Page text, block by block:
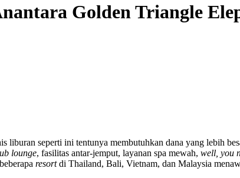
Golden Triangle
liburan seperti ini tentunya membutuhkan dana yang lebih
lounge, fasilitas antar-jemput, layanan spa mewah, well, you
resortdi Thailand, Bali, Vietnam, dan Malaysia